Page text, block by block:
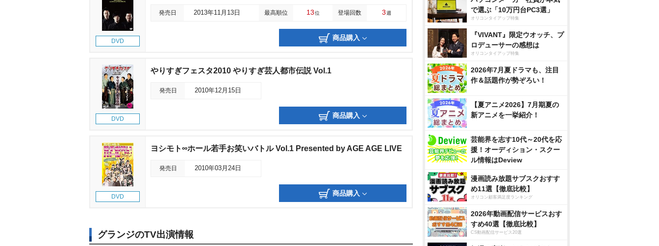
DVD
発売日 2013年11月13日 最高順位 13位 登場回数 3週
商品購入
DVD
りすぎフェスタ2010 やりすぎ芸人都市伝説 Vol.1
発売日 2010年12月15日
商品購入
DVD
ヨシモト∞ホール若手お笑いバトル Vol.1 Presented by AGE AGE LIVE
発売日 2010年03月24日
商品購入
グランジのTV出演情報
で選ぶ「10万円台PC3選」
オリコンタイアップ特集
『VIVANT』限定ウオッチ、プ
ロデューサーの感想は
オリコンタイアップ特集
2026年7月夏ドラマも、注目
作＆話題作が勢ぞろい！
【夏アニメ2026】7月期夏の
新アニメを一挙紹介！
芸能界を志す10代～20代を応
援！オーディション・スクー
ル情報はDeview
漫画読み放題サブスクおすす
め11選【徹底比較】
オリコン顧客満足度ランキング
2026年動画配信サービスおす
すめ40選【徹底比較】
CS動画配信サービス20選